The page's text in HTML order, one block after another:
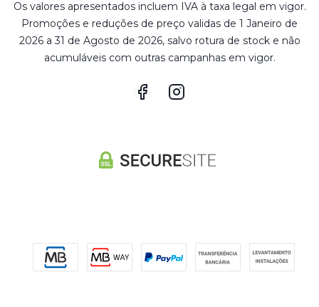
Os valores apresentados incluem IVA à taxa legal em vigor.
Promoções e reduções de preço validas de 1 Janeiro de
2026 a 31 de Agosto de 2026, salvo rotura de stock e não
acumuláveis com outras campanhas em vigor.